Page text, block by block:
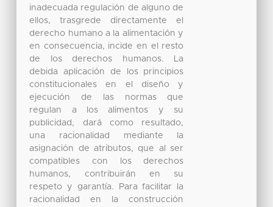
inadecuada regulación de alguno de
ellos, trasgrede directamente el
derecho humano a la alimentación y
en consecuencia, incide en el resto
de los derechos humanos. La
debida aplicación de los principios
constitucionales en el diseño y
ejecución de las normas que
regulan a los alimentos y su
publicidad, dará como resultado,
una racionalidad mediante la
asignación de atributos, que al ser
compatibles con los derechos
humanos, contribuirán en su
respeto y garantía. Para facilitar la
racionalidad en la construcción